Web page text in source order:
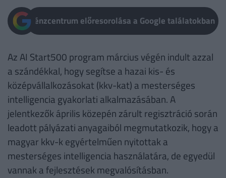
Pénzcentrum előresorolása a Google találatokban
Az AI Start500 program március végén indult azzal
a szándékkal, hogy segítse a hazai kis- és
középvállalkozásokat (kkv-kat) a mesterséges
intelligencia gyakorlati alkalmazásában. A
jelentkezők április közepén zárult regisztráció során
leadott pályázati anyagaiból megmutatkozik, hogy a
magyar kkv-k egyértelműen nyitottak a
mesterséges intelligencia használatára, de egyedül
vannak a fejlesztések megvalósításban.